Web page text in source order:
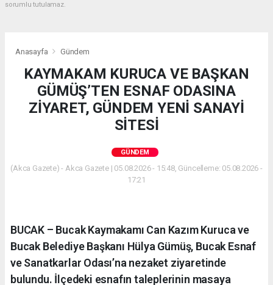
sorumlu tutulamaz.
Anasayfa Gündem
KAYMAKAM KURUCA VE BAŞKAN
GÜMÜŞ’TEN ESNAF ODASINA
ZİYARET, GÜNDEM YENİ SANAYİ
SİTESİ
GÜNDEM
(Akca Gazete) - Akca Gazete | 05.08.2026 - 15:48, Güncelleme: 05.08.2026 -
17:21
BUCAK – Bucak Kaymakamı Can Kazım Kuruca ve
Bucak Belediye Başkanı Hülya Gümüş, Bucak Esnaf
ve Sanatkarlar Odası’na nezaket ziyaretinde
bulundu. İlçedeki esnafın taleplerinin masaya